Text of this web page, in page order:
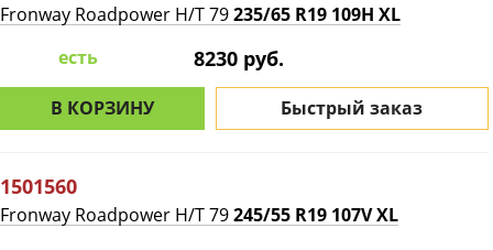
Fronway Roadpower H/T 79235/65 R19 109H XL
есть
8230 руб.
В КОРЗИНУ Быстрый заказ
1501560
Fronway Roadpower H/T 79245/55 R19 107V XL